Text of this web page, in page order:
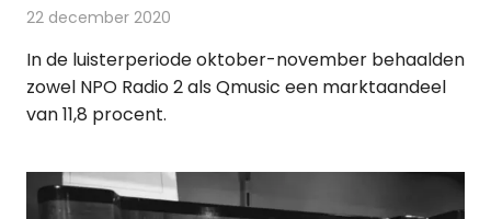
22 december 2020
In de luisterperiode oktober-november behaalden
zowel NPO Radio 2 als Qmusic een marktaandeel
van 11,8 procent.